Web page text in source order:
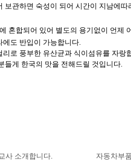
보관하면 숙성이 되어 시간이 지남에따
혼합되어 있어 별도의 용기없이 언제
에도 반입이 가능합니다.
로 풍부한 유산균과 식이섬유를 자랑
들게 한국의 맛을 전해드릴 것입니다.
사 소개합니다. 자동차부